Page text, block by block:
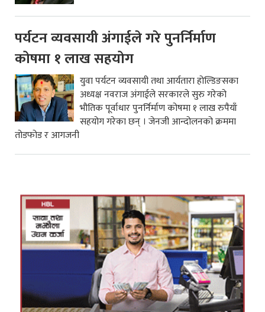
पर्यटन व्यवसायी अंगाईले गरे पुनर्निर्माण
कोषमा १ लाख सहयोग
युवा पर्यटन व्यवसायी तथा आर्यतारा होल्डिङसका
अध्यक्ष नवराज अंगाईले सरकारले सुरु गरेको
भौतिक पूर्वाधार पुनर्निर्माण कोषमा १ लाख रुपैयाँ
सहयोग गरेका छन् । जेनजी आन्दोलनको क्रममा
तोडफोड र आगजनी